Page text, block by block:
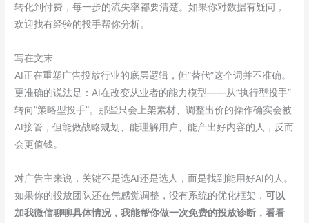
转化到付费，每一步的流失率都要清楚。如果你对数据有疑问，
欢迎找有经验的投手帮你分析。
写在文末
AI正在重塑广告投放行业的底层逻辑，但”替代”这个词并不准确。
更准确的说法是：AI在改变从业者的能力模型——从”执行型投手”
转向”策略型投手”。那些只会上架素材、调整出价的操作确实会被
AI接管，但能做战略规划、能理解用户、能产出好内容的人，反而
会更值钱。
对广告主来说，关键不是选AI还是选人，而是找到能用好AI的人。
如果你的投放团队还在凭感觉调整，没有系统的优化框架，可以
加我微信聊聊具体情况，我能帮你做一次免费的投放诊断，看看